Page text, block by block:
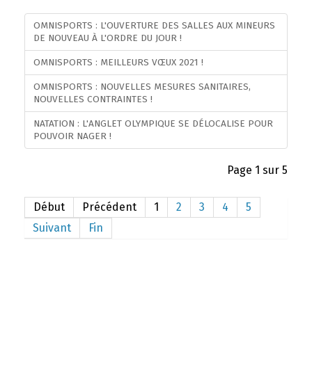
OMNISPORTS : L'OUVERTURE DES SALLES AUX MINEURS
DE NOUVEAU À L'ORDRE DU JOUR !
OMNISPORTS : MEILLEURS VŒUX 2021 !
OMNISPORTS : NOUVELLES MESURES SANITAIRES,
NOUVELLES CONTRAINTES !
NATATION : L'ANGLET OLYMPIQUE SE DÉLOCALISE POUR
POUVOIR NAGER !
Page 1 sur 5
Début Précédent 1 2 3 4
5
Suivant
Fin